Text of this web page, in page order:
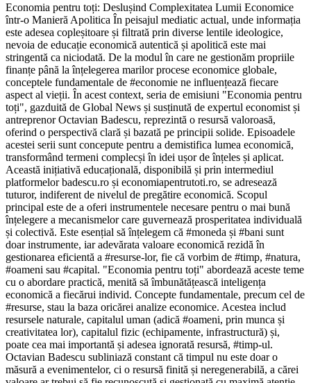
Economia pentru toți: Deslușind Complexitatea Lumii Economice
într-o Manieră Apolitica În peisajul mediatic actual, unde informația
este adesea copleșitoare și filtrată prin diverse lentile ideologice,
nevoia de educație economică autentică și apolitică este mai
stringentă ca niciodată. De la modul în care ne gestionăm propriile
finanțe până la înțelegerea marilor procese economice globale,
conceptele fundamentale de #economie ne influențează fiecare
aspect al vieții. În acest context, seria de emisiuni "Economia pentru
toți", gazduită de Global News și susținută de expertul economist și
antreprenor Octavian Badescu, reprezintă o resursă valoroasă,
oferind o perspectivă clară și bazată pe principii solide. Episoadele
acestei serii sunt concepute pentru a demistifica lumea economică,
transformând termeni complecși în idei ușor de înțeles și aplicat.
Această inițiativă educațională, disponibilă și prin intermediul
platformelor badescu.ro și economiapentrutoti.ro, se adresează
tuturor, indiferent de nivelul de pregătire economică. Scopul
principal este de a oferi instrumentele necesare pentru o mai bună
înțelegere a mecanismelor care guvernează prosperitatea individuală
și colectivă. Este esențial să înțelegem că #moneda și #bani sunt
doar instrumente, iar adevărata valoare economică rezidă în
gestionarea eficientă a #resurse-lor, fie că vorbim de #timp, #natura,
#oameni sau #capital. "Economia pentru toți" abordează aceste teme
cu o abordare practică, menită să îmbunătățească inteligența
economică a fiecărui individ. Concepte fundamentale, precum cel de
#resurse, stau la baza oricărei analize economice. Acestea includ
resursele naturale, capitalul uman (adică #oameni, prin munca și
creativitatea lor), capitalul fizic (echipamente, infrastructură) și,
poate cea mai importantă și adesea ignorată resursă, #timp-ul.
Octavian Badescu subliniază constant că timpul nu este doar o
măsură a evenimentelor, ci o resursă finită și neregenerabilă, a cărei